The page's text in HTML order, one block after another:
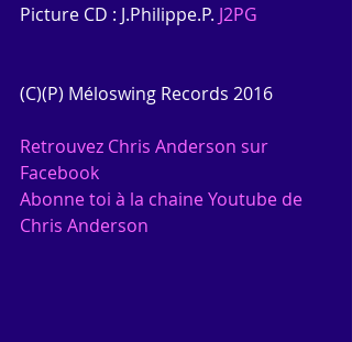
Picture CD : J.Philippe.P. J2PG
(C)(P) Méloswing Records 2016
Retrouvez Chris Anderson sur
Facebook
Abonne toi à la chaine Youtube de
Chris Anderson